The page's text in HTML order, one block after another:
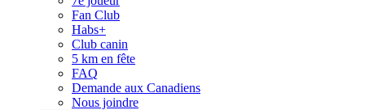
Fan Club
Habs+
Club canin
5 km en fête
FAQ
Demande aux Canadiens
Nous joindre